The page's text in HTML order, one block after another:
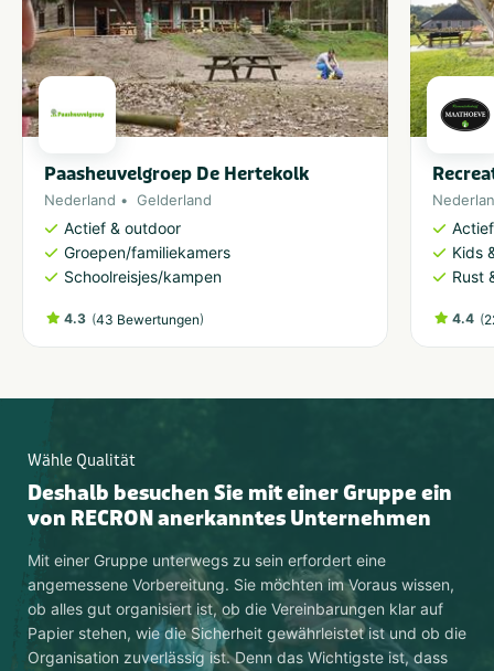
Paasheuvelgroep De Hertekolk
Nederland Gelderland
Actief & outdoor
Groepen/familiekamers
Schoolreisjes/kampen
4.3 (43 Bewertungen)
Kids
Rust
4.4 (
Wähle Qualität
Deshalb besuchen Sie mit einer Gruppe ein
von RECRON anerkanntes Unternehmen
Mit einer Gruppe unterwegs zu sein erfordert eine
angemessene Vorbereitung. Sie möchten im Voraus wissen,
ob alles gut organisiert ist, ob die Vereinbarungen klar auf
Papier stehen, wie die Sicherheit gewährleistet ist und ob die
Organisation zuverlässig ist. Denn das Wichtigste ist, dass